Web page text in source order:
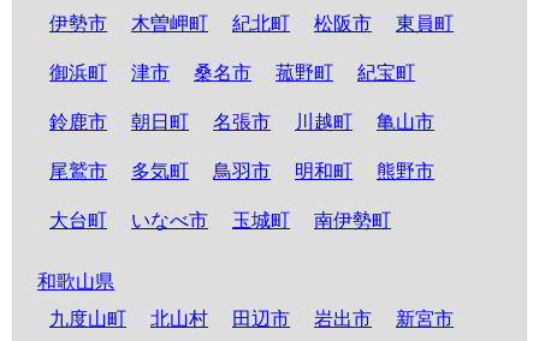
伊勢市 木曽岬町 紀北町 松阪市 東員町
御浜町 津市 桑名市 菰野町 紀宝町
鈴鹿市 朝日町 名張市 川越町 亀山市
尾鷲市 多気町 鳥羽市 明和町 熊野市
大台町 いなべ市 玉城町 南伊勢町
和歌山県
九度山町
北山村 田辺市 岩出市 新宮市